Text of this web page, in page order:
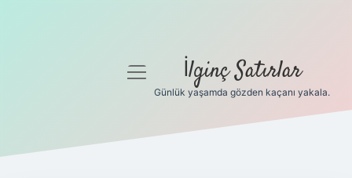
Gizlilik Politikası
menüyü
İlginç Satırlar
Günlük yaşamda gözden kaçanı yakala.